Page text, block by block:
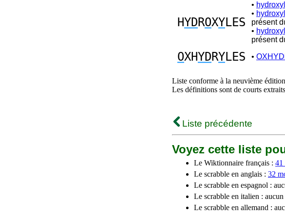
HYDROXYLES
•
•
présent
•
présent
OXHYDRYLES •
Liste conforme à la neuvième
Les définitions sont de courts
Liste précédente
Voyez cette liste
Le Wiktionnaire français : 41
Le scrabble en anglais : 32
Le scrabble en espagnol :
Le scrabble en italien :
Le scrabble en allemand :